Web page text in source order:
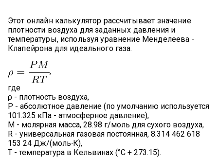
Этот онлайн калькулятор рассчитывает значение
плотности воздуха для заданных давления и
температуры, используя уравнение Менделеева -
Клапейрона для идеального газа.
,
где
ρ - плотность воздуха,
P - абсолютное давление (по умолчанию используется
101.325 кПа - атмосферное давление),
М - молярная масса, 28.98 г/моль для сухого воздуха,
R - универсальная газовая постоянная, 8.314 462 618
153 24 Дж/(моль∙К),
T - температура в Кельвинах (°С + 273.15).